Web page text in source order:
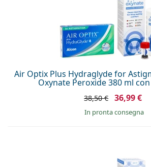
Air Optix Plus Hydraglyde for
Oxynate Peroxide 380 ml
38,50 € 36,99 €
in pronta consegna